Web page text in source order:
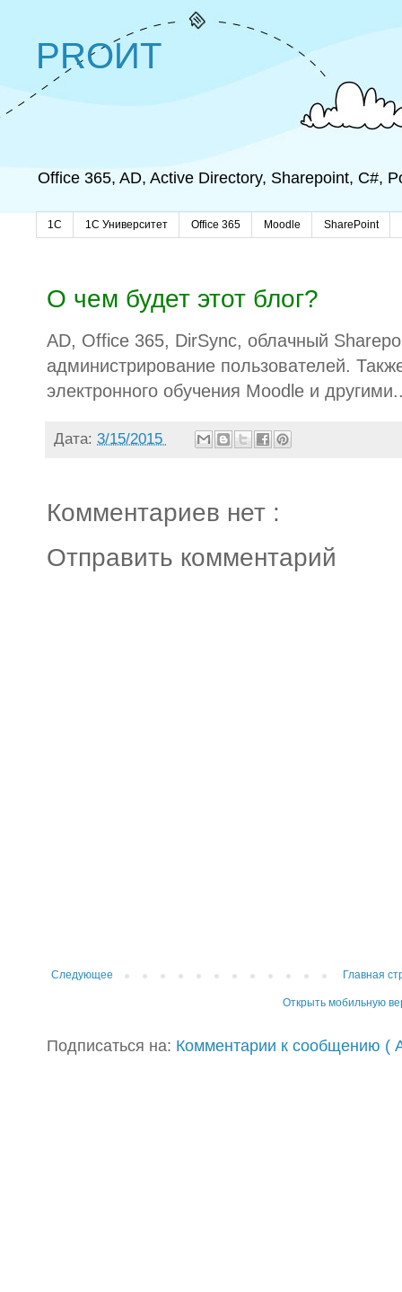
PROИТ
Office 365, AD, Active Directory, Sharepoint, C#,
1C 1С Университет Office 365 Moodle SharePoint
О чем будет этот блог?
AD, Office 365, DirSync, облачный
администрирование пользователей.
электронного обучения Moodle и
Дата: 3/15/2015
Комментариев нет :
Отправить комментарий
Следующее Главная
Открыть мобильную
Подписаться на: Комментарии к сообщению (